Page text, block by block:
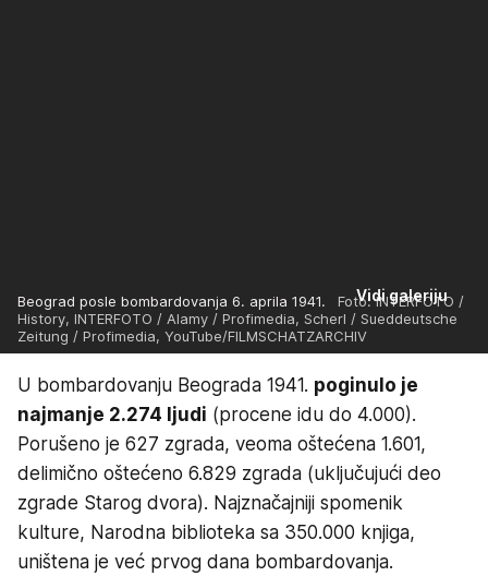
Vidi galeriju
Beograd posle bombardovanja 6. aprila 1941.
Foto: INTERFOTO /
History, INTERFOTO / Alamy / Profimedia, Scherl / Sueddeutsche
Zeitung / Profimedia, YouTube/FILMSCHATZARCHIV
U bombardovanju Beograda 1941. poginulo je
najmanje 2.274 ljudi (procene idu do 4.000).
Porušeno je 627 zgrada, veoma oštećena 1.601,
delimično oštećeno 6.829 zgrada (uključujući deo
zgrade Starog dvora). Najznačajniji spomenik
kulture, Narodna biblioteka sa 350.000 knjiga,
uništena je već prvog dana bombardovanja.